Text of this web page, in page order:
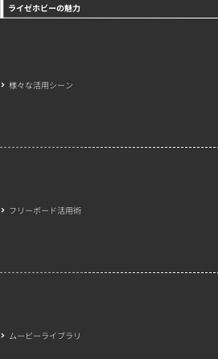
ライゼホビーの魅力
様々な活用シーン
フリーボード活用術
ムービーライブラリ